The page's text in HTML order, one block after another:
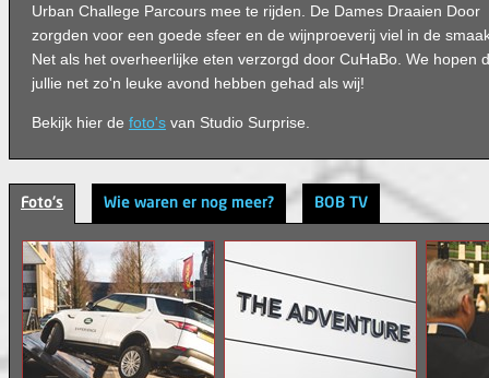
Urban Challege Parcours mee te rijden. De Dames Draaien Door
zorgden voor een goede sfeer en de wijnproeverij viel in de
Net als het overheerlijke eten verzorgd door CuHaBo. We hopen
jullie net zo'n leuke avond hebben gehad als wij!
Bekijk hier de foto's van Studio Surprise.
Foto's Wie waren er nog meer? BOB TV